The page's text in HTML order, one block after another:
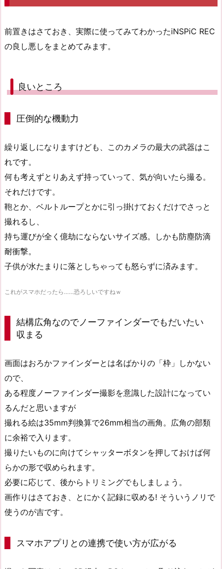
前置きはさておき、実際に使ってみてわかったiNSPiC REC
の良し悪しをまとめてみます。
良いところ
圧倒的な機動力
繰り返しになりますけども、このカメラの最大の武器はこ
れです。
何も考えずとりあえず持っていって、気が向いたら撮る。
それだけです。
鞄とか、ベルトループとかに引っ掛けておくだけでさっと
撮れるし、
持ち運びが全く億劫にならないサイズ感。しかも防塵防滴
耐衝撃。
子供が水たまりに落としちゃっても怒らずに済みます。
これがスマホだったら……恐ろしいですねｗ
結構広角なのでノーファインダーでもだいたい
収まる
画面はおろかファインダーとは名ばかりの「枠」しかない
ので、
ある程度ノーファインダー撮影を意識した設計になってい
るんだと思いますが
撮れる絵は35mm判換算で26mm相当の画角。広角の部類
に余裕で入ります。
撮りたいものに向けてシャッターボタンを押しておけば何
らかの形で収められます。
必要に応じて、後からトリミングでもしましょう。
画作りはさておき、とにかく記録に収める! そういうノリで
使うのが吉です。
スマホアプリとの連携で使い方が広がる